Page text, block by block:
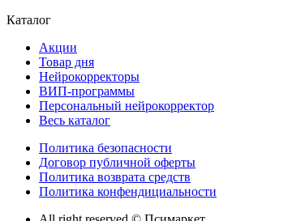
Каталог
Акции
Товар дня
Нейрокорректоры
ВИП-программы
Персональный нейрокорректор
Весь каталог
Политика безопасности
Договор публичной оферты
Политика возврата средств
Политика конфендициальности